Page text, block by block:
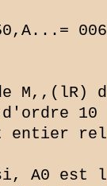
10
entier
A0 est